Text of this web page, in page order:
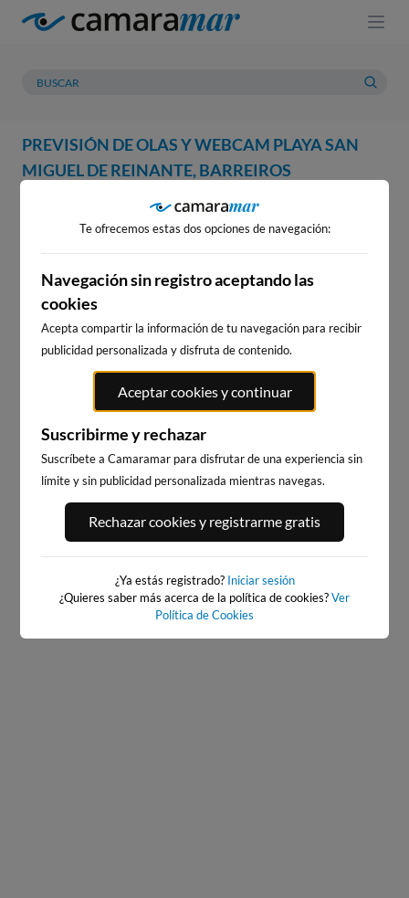
PREVISIÓN DE OLAS Y WEBCAM PLAYA SAN
MIGUEL DE REINANTE, BARREIROS
PREVISIÓN METEOROLOGÍA
WEBCAM PLAYA SAN MIGUEL
DE REINANTE, BARREIROS
WEBCAMS CERCANAS
PLAYA DA RAPADOIRA
6km · Foz
0.2 m CHOPI
ILLA PACHA
0.0 m CHOPI
Te ofrecemos estas dos opciones de navegación:
Navegación sin registro aceptando las
cookies
Acepta compartir la información de tu navegación para recibir
publicidad personalizada y disfruta de contenido.
Aceptar cookies y continuar
Suscribirme y rechazar
Suscríbete a Camaramar para disfrutar de una experiencia sin
límite y sin publicidad personalizada mientras navegas.
Rechazar cookies y registrarme gratis
¿Ya estás registrado? Iniciar sesión
¿Quieres saber más acerca de la política de cookies?Ver
Política de Cookies